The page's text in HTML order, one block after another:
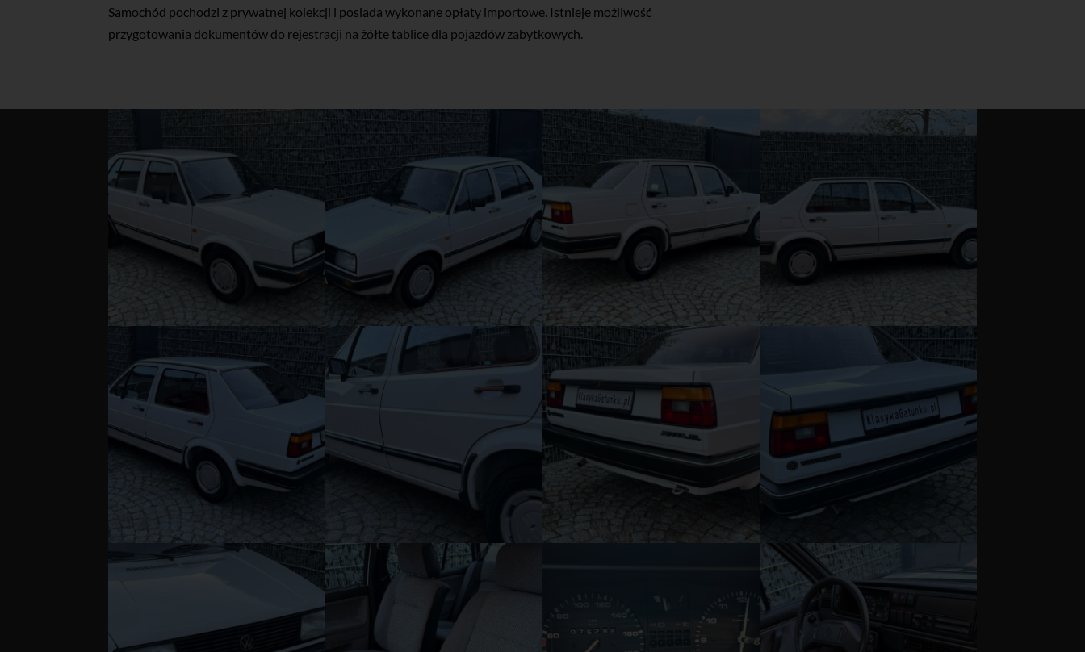
Samochód pochodzi z prywatnej kolekcji i posiada wykonane opłaty importowe. Istnieje możliwość
przygotowania dokumentów do rejestracji na żółte tablice dla pojazdów zabytkowych.